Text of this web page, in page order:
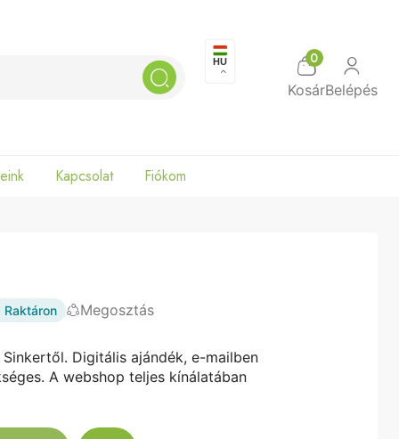
Search
0
KosárBelépés
Kapcsolat Fiókom
Raktáron Megosztás
Digitális ajándék, e-mailben
A webshop teljes kínálatában
HU